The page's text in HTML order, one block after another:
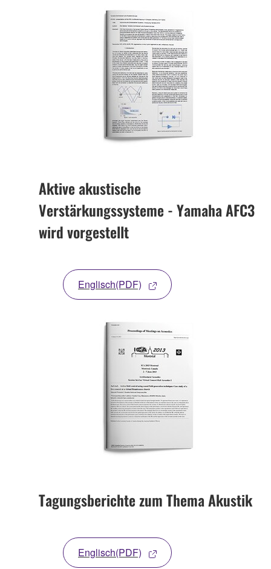
Aktive akustische
Verstärkungssysteme - Yamaha AFC3
wird vorgestellt
Englisch(PDF)
Tagungsberichte zum Thema Akustik
Englisch(PDF)